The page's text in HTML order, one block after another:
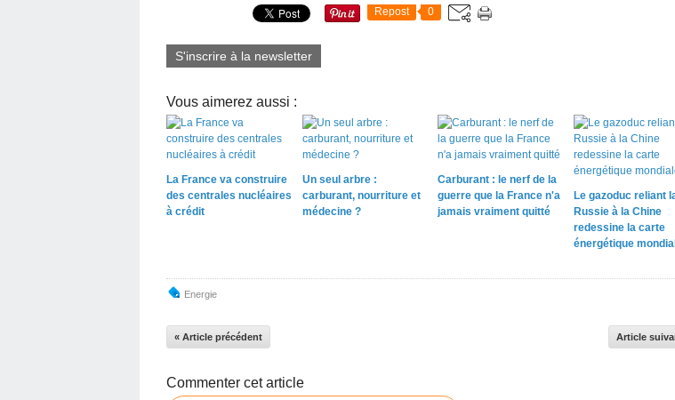
Repost 0
S'inscrire à la newsletter
Vous aimerez aussi :
La France va construire
des centrales nucléaires
à crédit
Un seul arbre :
carburant, nourriture et
médecine ?
Carburant : le nerf de la
guerre que la France n'a
jamais vraiment quitté
Le gazoduc reliant
Russie à la Chine
redessine la carte
énergétique
Energie
« Article précédent Article
Commenter cet article